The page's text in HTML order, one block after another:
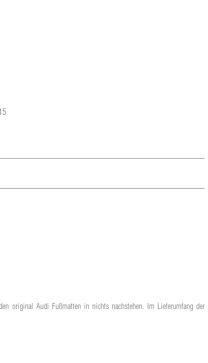
original Audi Fußmatten in nichts nachstehen. Im Lieferumfang der